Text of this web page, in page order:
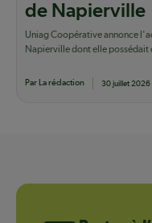
de Napierville
Uniag Coopérative annonce
Napierville dont elle possédait
Par La rédaction 30 juillet 2026